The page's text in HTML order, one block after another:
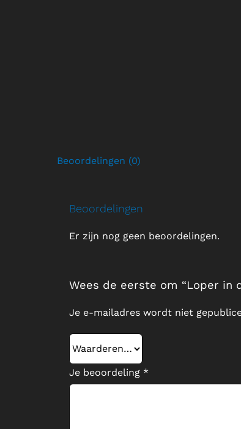
Beoordelingen (0)
Beoordelingen
Er zijn nog geen beoordelingen.
Wees de eerste om “Loper in
Je e-mailadres wordt niet
Je beoordeling *